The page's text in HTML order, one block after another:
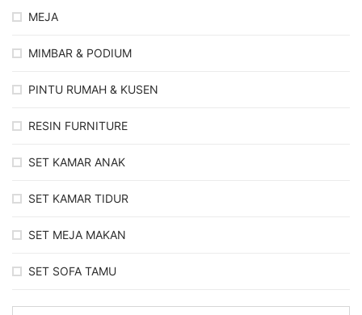
MEJA
MIMBAR & PODIUM
PINTU RUMAH & KUSEN
RESIN FURNITURE
SET KAMAR ANAK
SET KAMAR TIDUR
SET MEJA MAKAN
SET SOFA TAMU